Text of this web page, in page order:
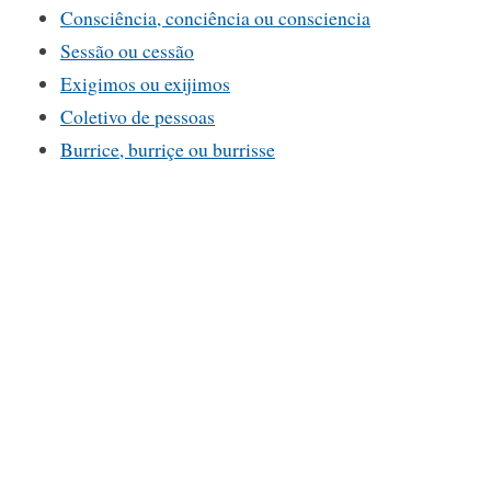
Consciência, conciência ou consciencia
Sessão ou cessão
Exigimos ou exijimos
Coletivo de pessoas
Burrice, burriçe ou burrisse